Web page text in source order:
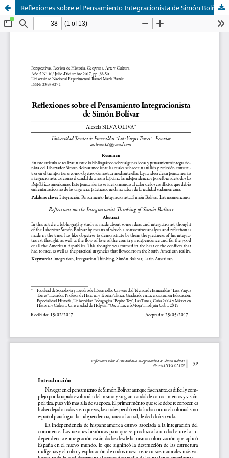
Reflexiones sobre el Pensamiento Integracionista de Simón Bolívar